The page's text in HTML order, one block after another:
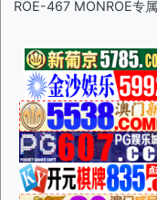
ROE-467 MONROE专属